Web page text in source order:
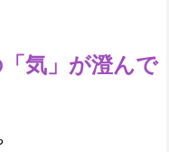
気」が澄んで